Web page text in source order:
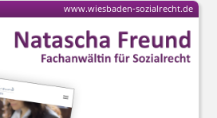
www.wiesbaden-sozialrecht.de